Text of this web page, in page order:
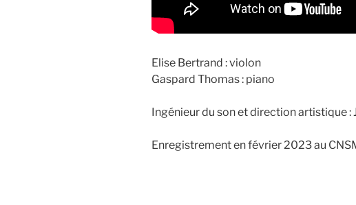
Elise Bertrand : violon
Gaspard Thomas : piano
Ingénieur du son et direction artistique :
Enregistrement en février 2023 au